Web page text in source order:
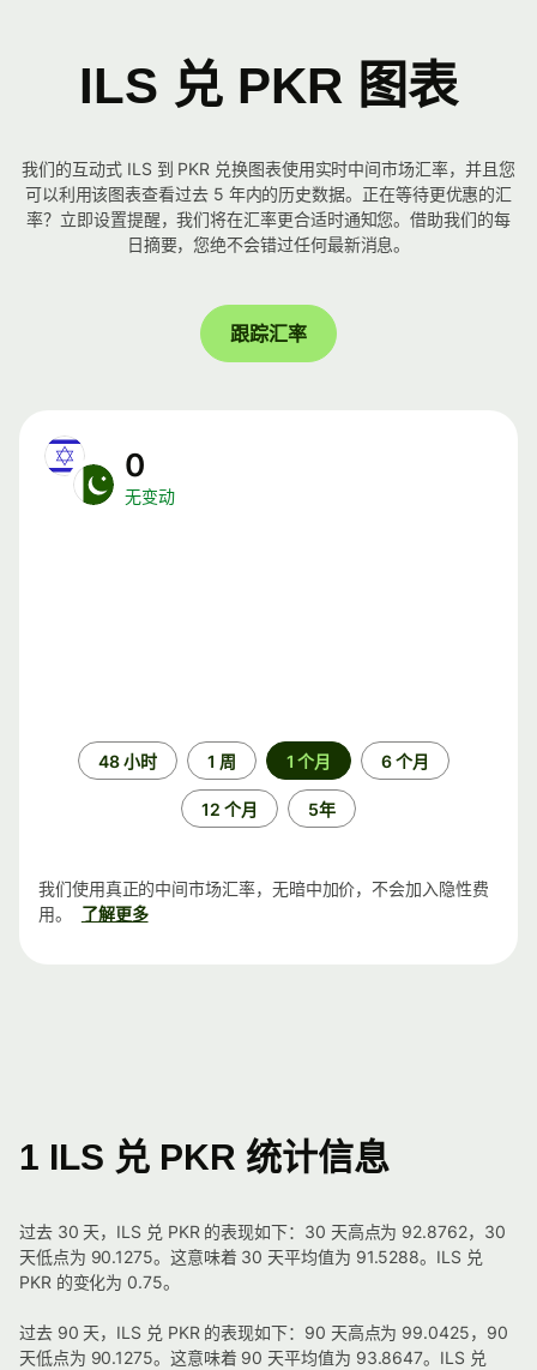
ILS 兑 PKR 图表
我们的互动式 ILS 到 PKR 兑换图表使用实时中间市场汇率，并且您
可以利用该图表查看过去 5 年内的历史数据。正在等待更优惠的汇
率？立即设置提醒，我们将在汇率更合适时通知您。借助我们的每
日摘要，您绝不会错过任何最新消息。
跟踪汇率
0
无变动
48 小时 1 周 1 个月 6 个月
12 个月 5年
我们使用真正的中间市场汇率，无暗中加价，不会加入隐性费
用。
了解更多
1 ILS 兑 PKR 统计信息
过去 30 天，ILS 兑 PKR 的表现如下：30 天高点为 92.8762，30
天低点为 90.1275。这意味着 30 天平均值为 91.5288。ILS 兑
PKR 的变化为 0.75。
过去 90 天，ILS 兑 PKR 的表现如下：90 天高点为 99.0425，90
天低点为 90.1275。这意味着 90 天平均值为 93.8647。ILS 兑